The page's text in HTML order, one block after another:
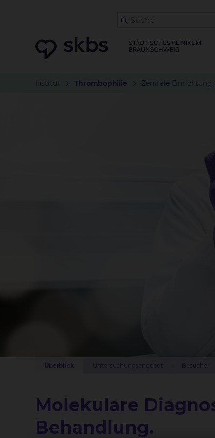
Institut Thrombophilie Zentrale
Überblick
Molekulare
Behandlung.